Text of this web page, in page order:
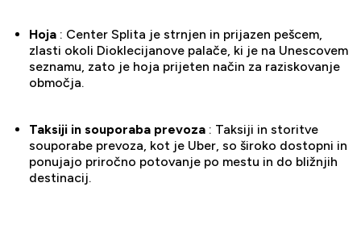
Hoja : Center Splita je strnjen in prijazen pešcem,
zlasti okoli Dioklecijanove palače, ki je na Unescovem
seznamu, zato je hoja prijeten način za raziskovanje
območja.
Taksiji in souporaba prevoza : Taksiji in storitve
souporabe prevoza, kot je Uber, so široko dostopni in
ponujajo priročno potovanje po mestu in do bližnjih
destinacij.